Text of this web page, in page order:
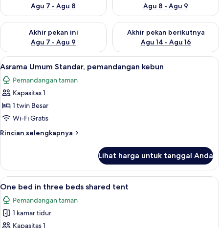
Agu 7 - Agu 8
Agu 8 - Agu 9
Akhir pekan ini
Agu 7 - Agu 9
Periksa ketersediaan untuk akhir pekan ini Agu 7 - Agu 9
Akhir pekan berikutnya
Agu 14 - Agu 16
Periksa ketersediaan untuk
Lihat
semua
foto
untuk
Asrama
Umum
Standar,
pemandangan
Asrama Umum Standar,
13
Asrama Umum Standar, pemandangan kebun
Pemandangan taman
Kapasitas 1
1 twin Besar
Wi-Fi Gratis
Rincian selengkapnya
Rincian
Asrama
Umum
Standar,
pemandangan
kebun
Lihat harga untuk tanggal Anda
Lihat
semua
foto
untuk
One bed in three beds shared tent |
12
One bed in three beds shared tent
Pemandangan taman
1 kamar tidur
Kapasitas 1